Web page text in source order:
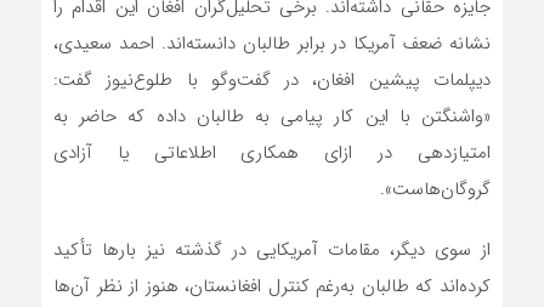
جایزه حقانی داشته‌اند. برخی تحلیل‌گران افغان این اقدام را
نشانه ضعف آمریکا در برابر طالبان دانسته‌اند. احمد سعیدی،
دیپلمات پیشین افغان، در گفت‌وگو با طلوع‌نیوز گفت:
«واشنگتن با این کار پیامی به طالبان داده که حاضر به
امتیازدهی در ازای همکاری اطلاعاتی یا آزادی
گروگان‌هاست».
از سوی دیگر، مقامات آمریکایی در گذشته نیز بارها تأکید
کرده‌اند که طالبان به‌رغم کنترل افغانستان، هنوز از نظر آن‌ها